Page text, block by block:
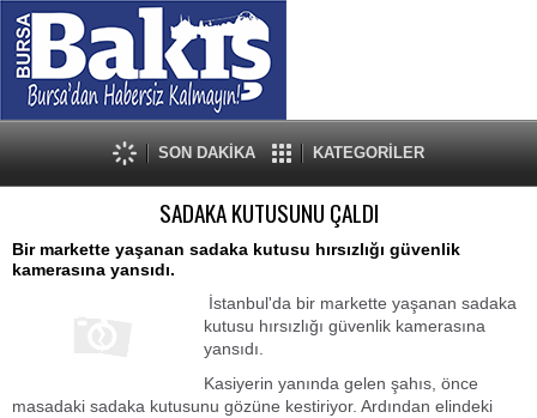
SON DAKİKA KATEGORİLER
SADAKA KUTUSUNU ÇALDI
Bir markette yaşanan sadaka kutusu hırsızlığı güvenlik
kamerasına yansıdı.
İstanbul'da bir markette yaşanan sadaka
kutusu hırsızlığı güvenlik kamerasına
yansıdı.
Kasiyerin yanında gelen şahıs, önce
masadaki sadaka kutusunu gözüne kestiriyor. Ardından elindeki